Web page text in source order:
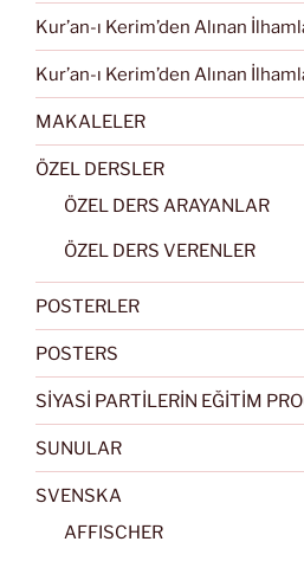
Kur’an-ı Kerim’den Alınan
Kur’an-ı Kerim’den Alınan
MAKALELER
ÖZEL DERSLER
ÖZEL DERS ARAYANLAR
ÖZEL DERS VERENLER
POSTERLER
POSTERS
SİYASİ PARTİLERİN EĞİTİM
SUNULAR
SVENSKA
AFFISCHER